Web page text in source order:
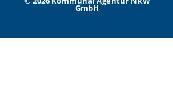
GmbH